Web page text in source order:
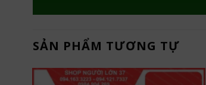
SẢN PHẨM TƯƠNG TỰ